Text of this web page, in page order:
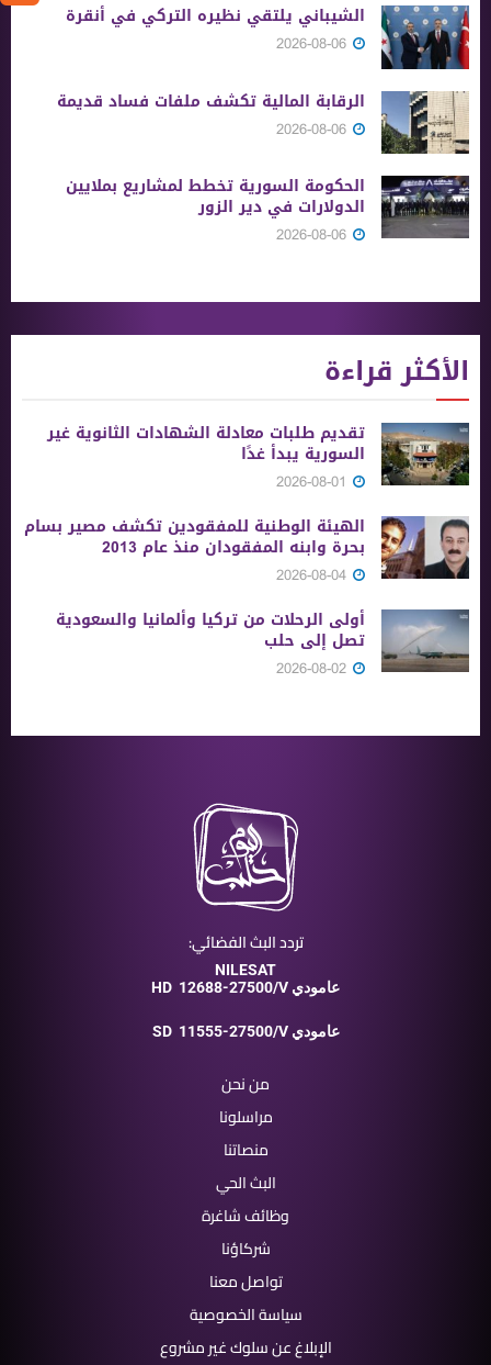
الشيباني يلتقي نظيره التركي في أنقرة
الرقابة المالية تكشف ملفات فساد قديمة
الحكومة السورية تخطط لمشاريع بملايين
الدولارات في دير الزور
الأكثر قراءة
تقديم طلبات معادلة الشهادات الثانوية ‏غير
السورية يبدأ غدًا
الهيئة الوطنية للمفقودين تكشف مصير بسام
بحرة وابنه المفقودان منذ عام 2013
أولى الرحلات من ‏تركيا وألمانيا والسعودية
تصل إلى حلب
تردد البث الفضائي:
NILESAT
HD
12688-27500/V عامودي
SD 11555-27500/V عامودي
من نحن
مراسلونا
منصاتنا
البث الحي
وظائف شاغرة
شركاؤنا
تواصل معنا
سياسة الخصوصية
الإبلاغ عن سلوك غير مشروع